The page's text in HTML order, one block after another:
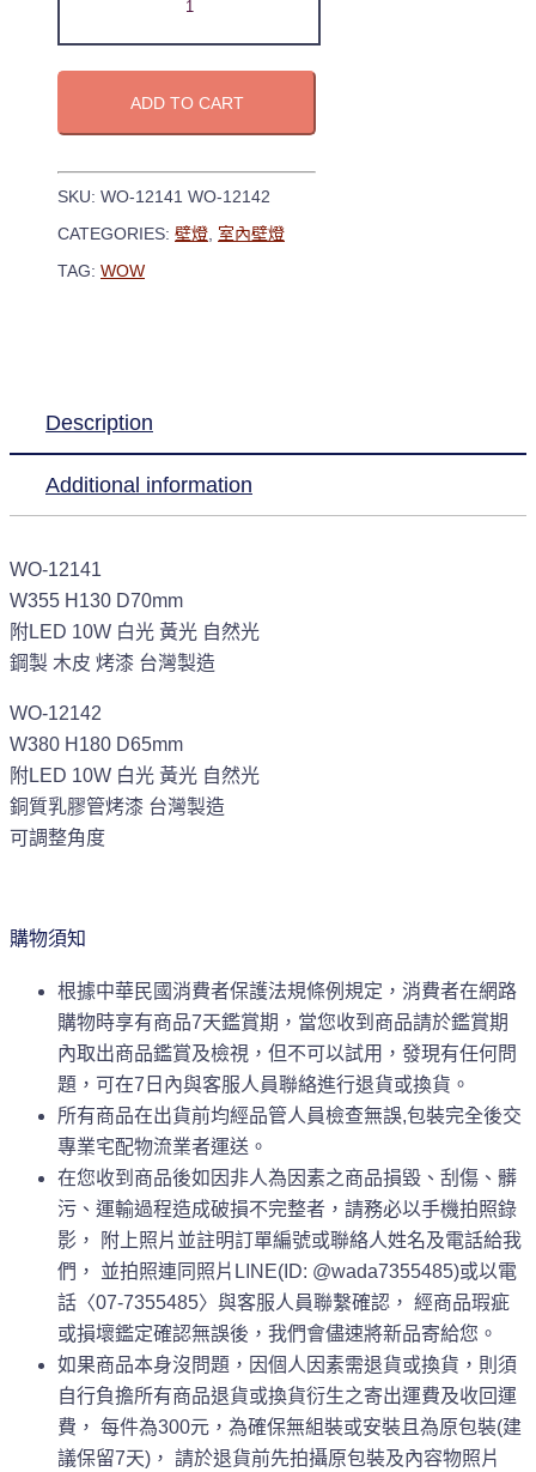
ADD TO CART
SKU: WO-12141 WO-12142
CATEGORIES: 壁燈 室內壁燈
TAG: WOW
Description
Additional information
WO-12141
W355 H130 D70mm
附LED 10W 白光 黃光 自然光
鋼製 木皮 烤漆 台灣製造
WO-12142
W380 H180 D65mm
附LED 10W 白光 黃光 自然光
銅質乳膠管烤漆 台灣製造
可調整角度
購物須知
根據中華民國消費者保護法規條例規定，消費者在網路
購物時享有商品7天鑑賞期，當您收到商品請於鑑賞期
內取出商品鑑賞及檢視，但不可以試用，發現有任何問
題，可在7日內與客服人員聯絡進行退貨或換貨。
所有商品在出貨前均經品管人員檢查無誤,包裝完全後交
專業宅配物流業者運送。
在您收到商品後如因非人為因素之商品損毀、刮傷、髒
污、運輸過程造成破損不完整者，請務必以手機拍照錄
影， 附上照片並註明訂單編號或聯絡人姓名及電話給我
們， 並拍照連同照片LINE(ID: @wada7355485)或以電
話〈07-7355485〉與客服人員聯繫確認， 經商品瑕疵
或損壞鑑定確認無誤後，我們會儘速將新品寄給您。
如果商品本身沒問題，因個人因素需退貨或換貨，則須
自行負擔所有商品退貨或換貨衍生之寄出運費及收回運
費， 每件為300元，為確保無組裝或安裝且為原包裝(建
議保留7天)， 請於退貨前先拍攝原包裝及內容物照片